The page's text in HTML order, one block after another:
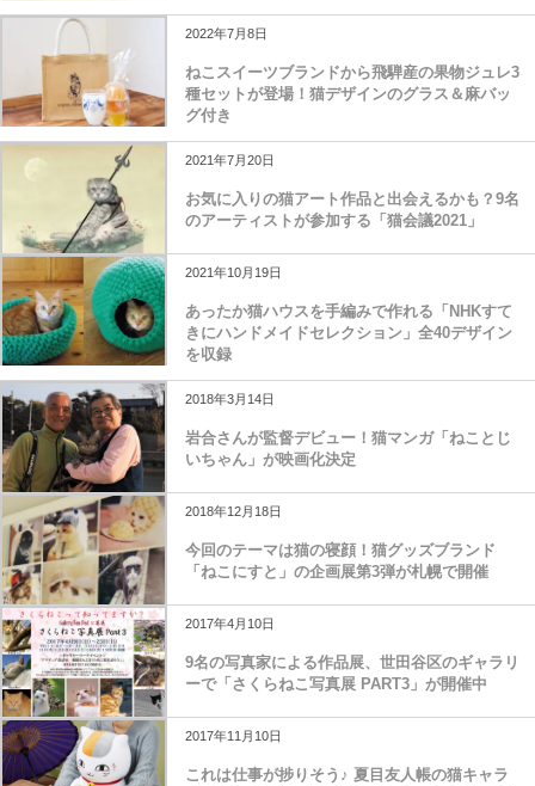
2022年7月8日
ねこスイーツブランドから飛騨産の果物ジュレ3
種セットが登場！猫デザインのグラス＆麻バッ
グ付き
2021年7月20日
お気に入りの猫アート作品と出会えるかも？9名
のアーティストが参加する「猫会議2021」
2021年10月19日
あったか猫ハウスを手編みで作れる「NHKすて
きにハンドメイドセレクション」全40デザイン
を収録
2018年3月14日
岩合さんが監督デビュー！猫マンガ「ねことじ
いちゃん」が映画化決定
2018年12月18日
今回のテーマは猫の寝顔！猫グッズブランド
「ねこにすと」の企画展第3弾が札幌で開催
2017年4月10日
9名の写真家による作品展、世田谷区のギャラリ
ーで「さくらねこ写真展 PART3」が開催中
2017年11月10日
これは仕事が捗りそう♪ 夏目友人帳の猫キャラ